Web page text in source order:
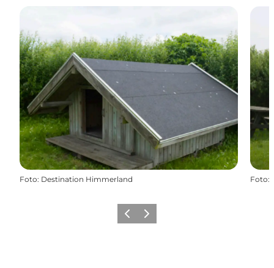
Foto: Destination Himmerland Foto:
Forrige billede
Næste billede